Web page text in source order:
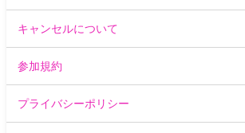
キャンセルについて
参加規約
プライバシーポリシー